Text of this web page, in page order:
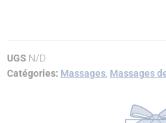
UGS N/D
Catégories: Massages Massages